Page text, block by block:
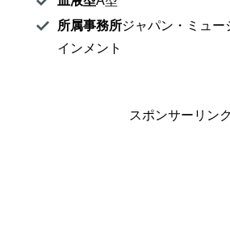
所属事務所ジャパン・ミュー
インメント
スポンサーリンク